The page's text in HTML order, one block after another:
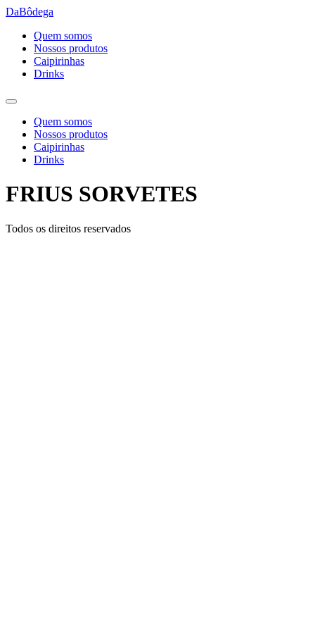
Ir
conteúdo
DaBôdega
Quem somos
Nossos produtos
Caipirinhas
Drinks
Quem somos
Nossos produtos
Caipirinhas
Drinks
FRIUS SORVETES
Todos os direitos reservados